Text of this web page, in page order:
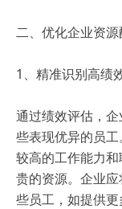
二、优化企业资源
1、精准识别高绩
通过绩效评估，
些表现优异的员
较高的工作能力
贵的资源。企业
些员工，如提供